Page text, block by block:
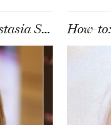
Mini-interview: Anastasia Soare